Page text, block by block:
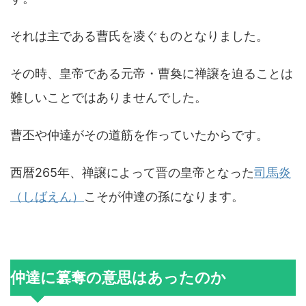
それは主である曹氏を凌ぐものとなりました。
その時、皇帝である元帝・曹奐に禅譲を迫ることは
難しいことではありませんでした。
曹丕や仲達がその道筋を作っていたからです。
西暦265年、禅譲によって晋の皇帝となった司馬炎
（しばえん） こそが仲達の孫になります。
仲達に簒奪の意思はあったのか